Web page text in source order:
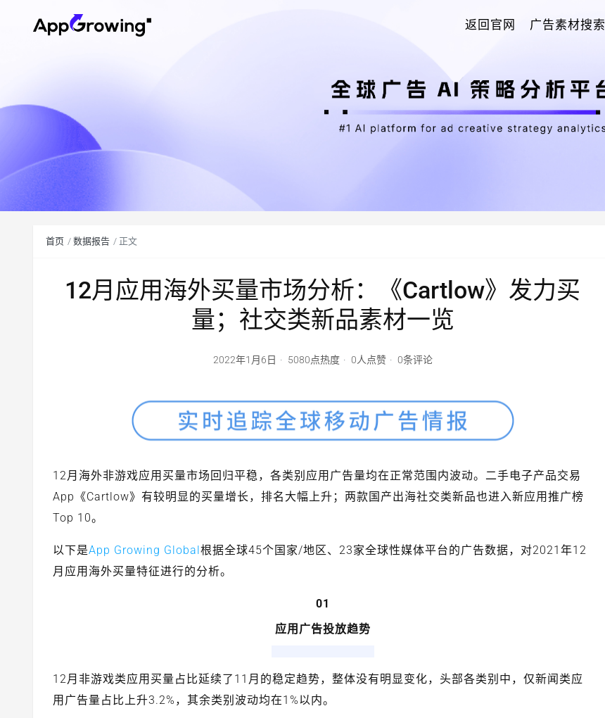
返回官网 广告素材搜索
首页 数据报告 正文
12月应用海外买量市场分析：《Cartlow》发力买
量；社交类新品素材一览
2022年1月6日 5080点热度 0人点赞 0条评论
12月海外非游戏应用买量市场回归平稳，各类别应用广告量均在正常范围内波动。二手电子产品交易
App《Cartlow》有较明显的买量增长，排名大幅上升；两款国产出海社交类新品也进入新应用推广榜
Top 10。
以下是App Growing Global根据全球45个国家/地区、23家全球性媒体平台的广告数据，对2021年12
月应用海外买量特征进行的分析。
01
应用广告投放趋势
12月非游戏类应用买量占比延续了11月的稳定趋势，整体没有明显变化，头部各类别中，仅新闻类应
用广告量占比上升3.2%，其余类别波动均在1%以内。